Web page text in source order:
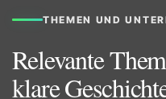
THEMEN UND
Relevante
klare